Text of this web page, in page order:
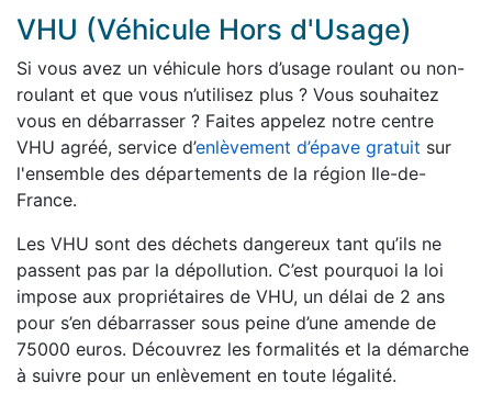
VHU (Véhicule Hors d'Usage)
Si vous avez un véhicule hors d’usage roulant ou non-
roulant et que vous n’utilisez plus ? Vous souhaitez
vous en débarrasser ? Faites appelez notre centre
VHU agréé, service d’enlèvement d’épave gratuit sur
l'ensemble des départements de la région Ile-de-
France.
Les VHU sont des déchets dangereux tant qu’ils ne
passent pas par la dépollution. C’est pourquoi la loi
impose aux propriétaires de VHU, un délai de 2 ans
pour s’en débarrasser sous peine d’une amende de
75000 euros. Découvrez les formalités et la démarche
à suivre pour un enlèvement en toute légalité.